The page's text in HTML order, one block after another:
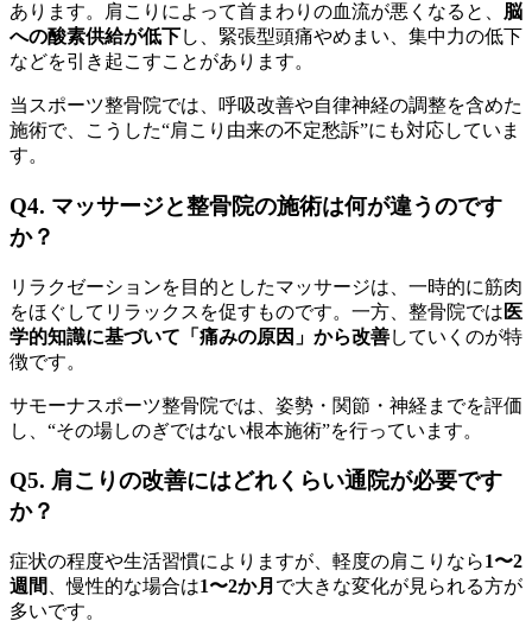
あります。肩こりによって首まわりの血流が悪くなると、 脳
への酸素供給が低下し、緊張型頭痛やめまい、集中力の低下
などを引き起こすことがあります。
当スポーツ整骨院では、呼吸改善や自律神経の調整を含めた
施術で、こうした“肩こり由来の不定愁訴”にも対応していま
す。
Q4. マッサージと整骨院の施術は何が違うのです
か？
リラクゼーションを目的としたマッサージは、一時的に筋肉
をほぐしてリラックスを促すものです。一方、整骨院では 医
学的知識に基づいて「痛みの原因」から改善していくのが特
徴です。
サモーナスポーツ整骨院では、姿勢・関節・神経までを評価
し、“その場しのぎではない根本施術”を行っています。
Q5. 肩こりの改善にはどれくらい通院が必要です
か？
症状の程度や生活習慣によりますが、軽度の肩こりなら1〜2
週間
、慢性的な場合は1〜2か月 で大きな変化が見られる方が
多いです。